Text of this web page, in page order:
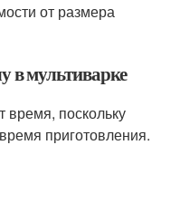
от размера
в мультиварке
время, поскольку
приготовления.